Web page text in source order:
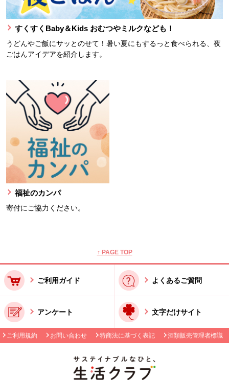
すくすくBaby＆Kids おむつやミルクなども！
うどんやご飯にサッとのせて！暑い夏にもするっと食べられる、夜
ごはんアイデアを紹介します。
福祉のカンパ
寄付にご協力ください。
↑ PAGE TOP
ご利用ガイド よくあるご質問
アンケート 文字だけサイト
ご利用規約 お問い合わせ 特商法に基づく表記 酒類販売管理者標識